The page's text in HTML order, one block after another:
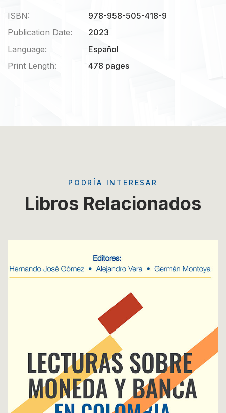
ISBN:
978-958-505-418-9
Publication Date:
2023
Language:
Español
Print Length:
478 pages
PODRÍA INTERESAR
Libros Relacionados